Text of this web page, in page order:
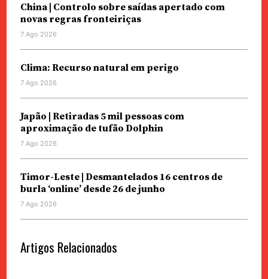
China | Controlo sobre saídas apertado com
novas regras fronteiriças
7 Ago 2026
Clima: Recurso natural em perigo
7 Ago 2026
Japão | Retiradas 5 mil pessoas com
aproximação de tufão Dolphin
7 Ago 2026
Timor-Leste | Desmantelados 16 centros de
burla ‘online’ desde 26 de junho
7 Ago 2026
Artigos Relacionados